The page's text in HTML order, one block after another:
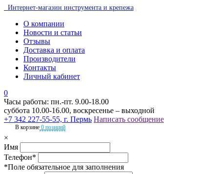
Интернет-магазин инструмента и крепежа
О компании
Новости и статьи
Отзывы
Доставка и оплата
Производители
Контакты
Личный кабинет
0
Часы работы: пн.-пт. 9.00-18.00
суббота 10.00-16.00, воскресенье – выходной
+7 342 227-55-55, г. Пермь Написать сообщение
В корзине 0 позиций
×
Имя
Телефон*
*Поле обязательное для заполнения